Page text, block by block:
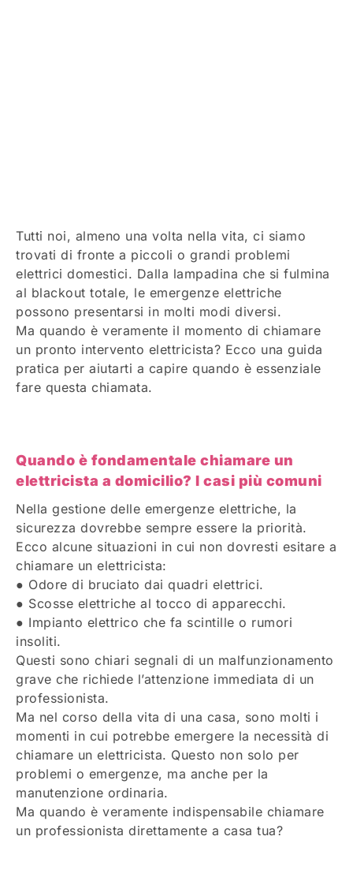
Tutti noi, almeno una volta nella vita, ci siamo
trovati di fronte a piccoli o grandi problemi
elettrici domestici. Dalla lampadina che si fulmina
al blackout totale, le emergenze elettriche
possono presentarsi in molti modi diversi.
Ma quando è veramente il momento di chiamare
un pronto intervento elettricista? Ecco una guida
pratica per aiutarti a capire quando è essenziale
fare questa chiamata.
Quando è fondamentale chiamare un
elettricista a domicilio? I casi più comuni
Nella gestione delle emergenze elettriche, la
sicurezza dovrebbe sempre essere la priorità.
Ecco alcune situazioni in cui non dovresti esitare a
chiamare un elettricista:
● Odore di bruciato dai quadri elettrici.
● Scosse elettriche al tocco di apparecchi.
● Impianto elettrico che fa scintille o rumori
insoliti.
Questi sono chiari segnali di un malfunzionamento
grave che richiede l’attenzione immediata di un
professionista.
Ma nel corso della vita di una casa, sono molti i
momenti in cui potrebbe emergere la necessità di
chiamare un elettricista. Questo non solo per
problemi o emergenze, ma anche per la
manutenzione ordinaria.
Ma quando è veramente indispensabile chiamare
un professionista direttamente a casa tua?